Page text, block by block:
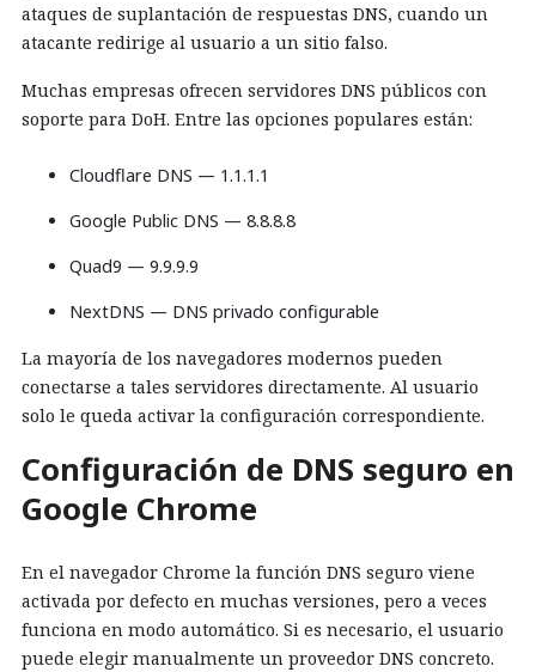
ataques de suplantación de respuestas DNS, cuando un
atacante redirige al usuario a un sitio falso.
Muchas empresas ofrecen servidores DNS públicos con
soporte para DoH. Entre las opciones populares están:
Cloudflare DNS — 1.1.1.1
Google Public DNS — 8.8.8.8
Quad9 — 9.9.9.9
NextDNS — DNS privado configurable
La mayoría de los navegadores modernos pueden
conectarse a tales servidores directamente. Al usuario
solo le queda activar la configuración correspondiente.
Configuración de DNS seguro en
Google Chrome
En el navegador Chrome la función DNS seguro viene
activada por defecto en muchas versiones, pero a veces
funciona en modo automático. Si es necesario, el usuario
puede elegir manualmente un proveedor DNS concreto.